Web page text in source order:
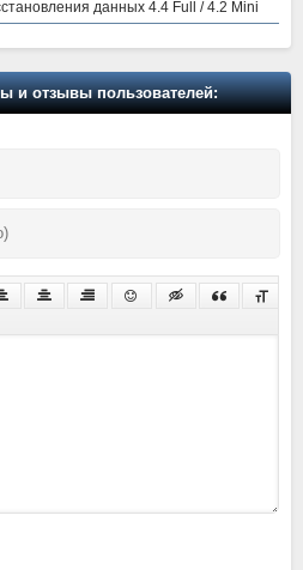
данных 4.4 Full / 4.2 Mini
и отзывы пользователей: